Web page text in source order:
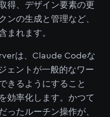
得、デザイン要素の更
ンの生成と管理など、
まれます。
は、Claude Codeな
ェントが一般的なワー
きるようにすること
効率化します。かつて
ったルーチン操作が、